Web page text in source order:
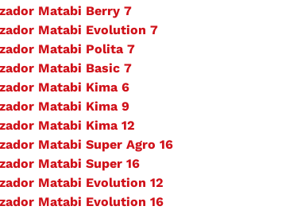
Matabi Berry 7
Matabi Evolution 7
Matabi Polita 7
Matabi Basic 7
Matabi Kima 6
Matabi Kima 9
Matabi Kima 12
Matabi Super Agro 16
Matabi Super 16
Matabi Evolution 12
Matabi Evolution 16